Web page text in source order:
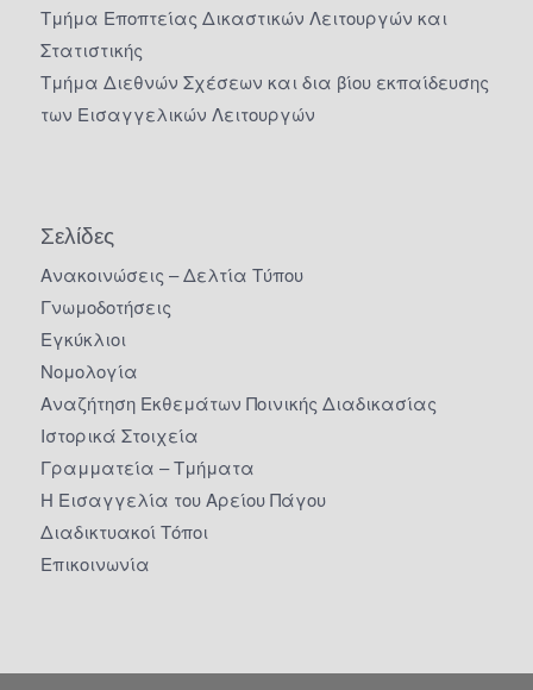
Τμήμα Εποπτείας Δικαστικών Λειτουργών και
Στατιστικής
Τμήμα Διεθνών Σχέσεων και δια βίου εκπαίδευσης
των Εισαγγελικών Λειτουργών
Σελίδες
Ανακοινώσεις – Δελτία Τύπου
Γνωμοδοτήσεις
Εγκύκλιοι
Νομολογία
Αναζήτηση Εκθεμάτων Ποινικής Διαδικασίας
Ιστορικά Στοιχεία
Γραμματεία – Τμήματα
Η Εισαγγελία του Αρείου Πάγου
Διαδικτυακοί Τόποι
Επικοινωνία